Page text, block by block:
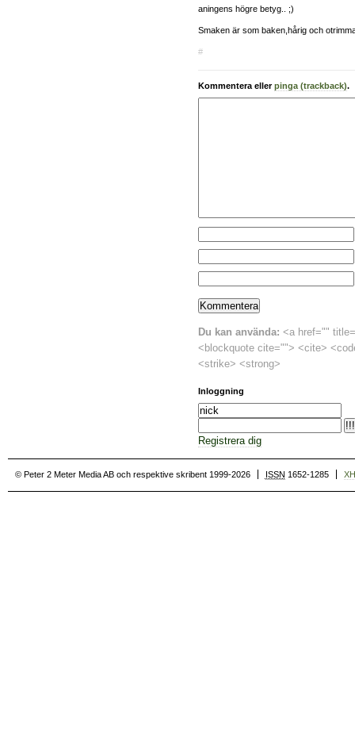
aningens högre betyg.. ;)
Smaken är som baken,hårig och
#
Kommentera ellerpinga (trackback).
Du kan använda: <a href=""
<blockquote cite=""> <cite>
<strike> <strong>
Inloggning
Registrera dig
© Peter 2 Meter Media AB och respektive skribent 1999-2026 ISSN 1652-1285